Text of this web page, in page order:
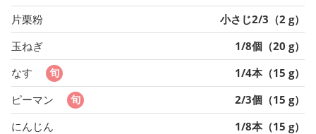
片栗粉
小さじ2/3（2 g）
玉ねぎ
1/8個（20 g）
なす
1/4本（15 g）
ピーマン
2/3個（15 g）
にんじん
1/8本（15 g）